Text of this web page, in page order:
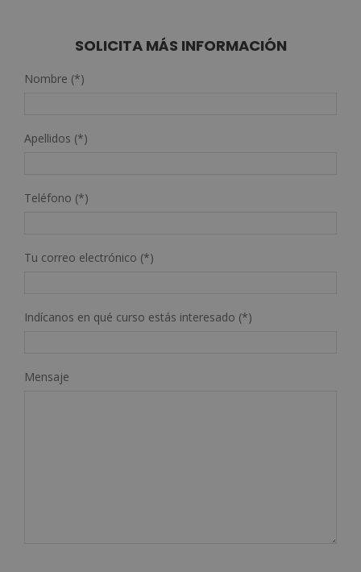
SOLICITA MÁS INFORMACIÓN
Nombre (*)
Apellidos (*)
Teléfono (*)
Tu correo electrónico (*)
Indícanos en qué curso estás interesado (*)
Mensaje